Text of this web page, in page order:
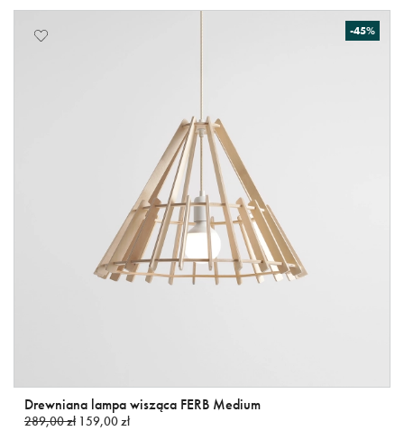
-45%
Drewniana lampa wisząca FERB Medium
289,00 zł 159,00 zł